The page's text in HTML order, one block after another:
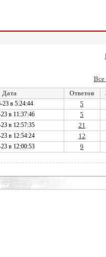
Все
Дата Ответов
23 в 5:24:44 5
в 11:37:46 5
в 12:57:35 21
в 12:54:24 12
в 12:00:53 9